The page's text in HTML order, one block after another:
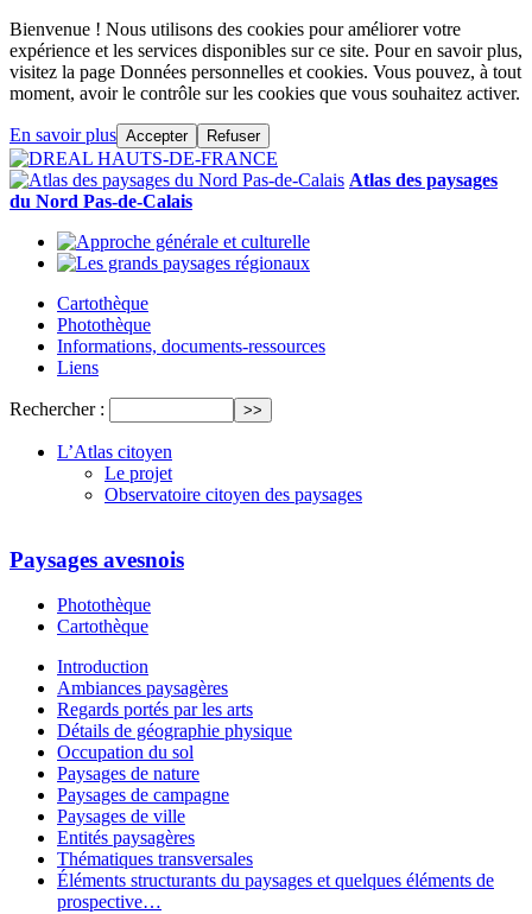
Bienvenue ! Nous utilisons des cookies pour améliorer votre
expérience et les services disponibles sur ce site. Pour en savoir plus,
visitez la page Données personnelles et cookies. Vous pouvez, à tout
moment, avoir le contrôle sur les cookies que vous souhaitez activer.
En savoir plus Accepter Refuser
Atlas des paysages
du Nord Pas-de-Calais
Cartothèque
Photothèque
Informations, documents-ressources
Liens
Rechercher :
L’Atlas citoyen
Le projet
Observatoire citoyen des paysages
Paysages avesnois
Photothèque
Cartothèque
Introduction
Ambiances paysagères
Regards portés par les arts
Détails de géographie physique
Occupation du sol
Paysages de nature
Paysages de campagne
Paysages de ville
Entités paysagères
Thématiques transversales
Éléments structurants du paysages et quelques éléments de
prospective…